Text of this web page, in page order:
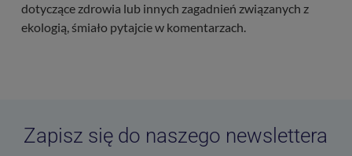
dotyczące zdrowia lub innych zagadnień związanych z
ekologią, śmiało pytajcie w komentarzach.
Zapisz się do naszego newslettera